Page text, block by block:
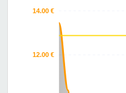
14.00 €
12.00 €